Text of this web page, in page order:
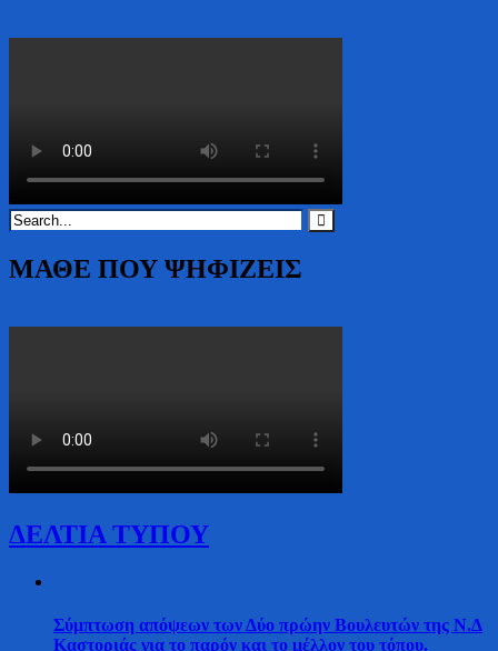
ΜΑΘΕ ΠΟΥ ΨΗΦΙΖΕΙΣ
ΔΕΛΤΙΑ ΤΥΠΟΥ
Σύμπτωση απόψεων των Δύο πρώην Βουλευτών της Ν.Δ
Καστοριάς για το παρόν και το μέλλον του τόπου.